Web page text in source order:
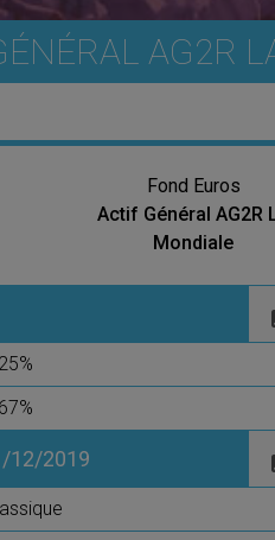
AG2R
Fond Euros
Actif Général AG2R
Mondiale
12/2019